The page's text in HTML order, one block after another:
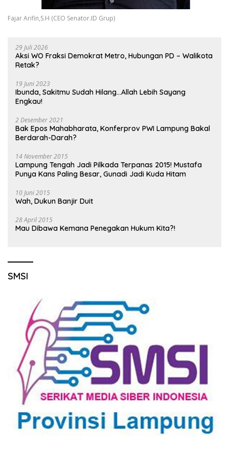
Fajar Arifin,S.H (CEO Senator.ID Grup)
29 Juli 2026
Aksi WO Fraksi Demokrat Metro, Hubungan PD – Walikota
Retak?
19 Juni 2023
Ibunda, Sakitmu Sudah Hilang…Allah Lebih Sayang
Engkau!
2 Desember 2021
Bak Epos Mahabharata, Konferprov PWI Lampung Bakal
Berdarah-Darah?
14 November 2015
Lampung Tengah Jadi Pilkada Terpanas 2015! Mustafa
Punya Kans Paling Besar, Gunadi Jadi Kuda Hitam
10 Juni 2015
Wah, Dukun Banjir Duit
28 April 2015
Mau Dibawa Kemana Penegakan Hukum Kita?!
SMSI